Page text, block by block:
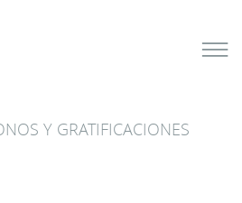
Y GRATIFICACIONES